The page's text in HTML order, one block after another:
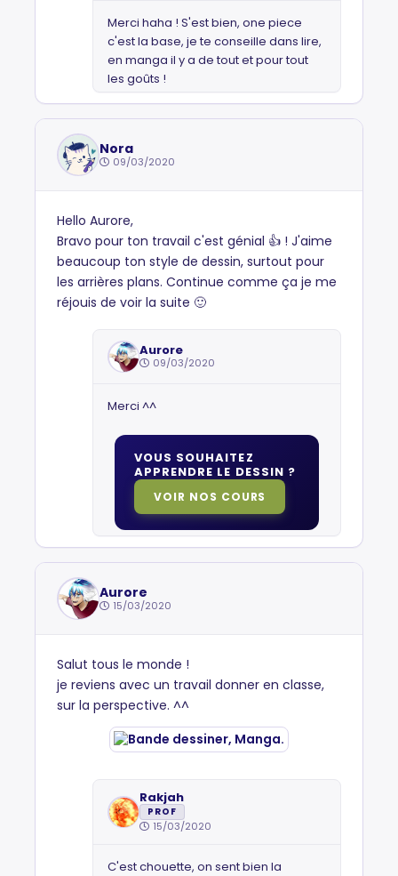
Merci haha ! S'est bien, one piece
c'est la base, je te conseille dans lire,
en manga il y a de tout et pour tout
les goûts !
Nora
09/03/2020
Hello Aurore,
Bravo pour ton travail c'est génial 👍 ! J'aime
beaucoup ton style de dessin, surtout pour
les arrières plans. Continue comme ça je me
réjouis de voir la suite 🙂
Aurore
09/03/2020
Merci ^^
VOUS SOUHAITEZ
APPRENDRE LE DESSIN ?
VOIR NOS COURS
Aurore
15/03/2020
Salut tous le monde !
je reviens avec un travail donner en classe,
sur la perspective. ^^
Rakjah
PROF
15/03/2020
C'est chouette, on sent bien la